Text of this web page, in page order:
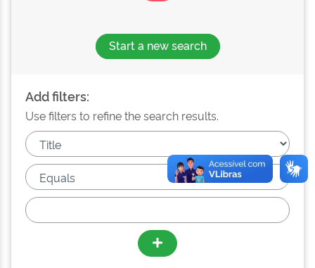
Start a new search
Add filters:
Use filters to refine the search results.